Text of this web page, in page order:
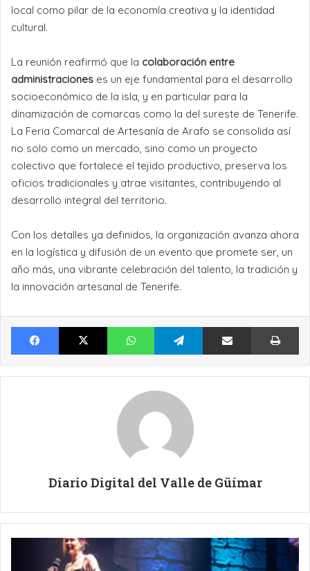
local como pilar de la economía creativa y la identidad
cultural.
La reunión reafirmó que la colaboración entre
administraciones es un eje fundamental para el desarrollo
socioeconómico de la isla, y en particular para la
dinamización de comarcas como la del sureste de Tenerife.
La Feria Comarcal de Artesanía de Arafo se consolida así
no solo como un mercado, sino como un proyecto
colectivo que fortalece el tejido productivo, preserva los
oficios tradicionales y atrae visitantes, contribuyendo al
desarrollo integral del territorio.
Con los detalles ya definidos, la organización avanza ahora
en la logística y difusión de un evento que promete ser, un
año más, una vibrante celebración del talento, la tradición y
la innovación artesanal de Tenerife.
Facebook X WhatsApp Telegram Compartir por Email
Diario Digital del Valle de Güímar